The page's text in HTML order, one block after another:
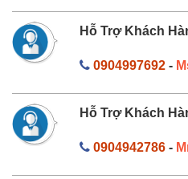
Hỗ Trợ Khách
0904997692-
Hỗ Trợ Khách
0904942786-